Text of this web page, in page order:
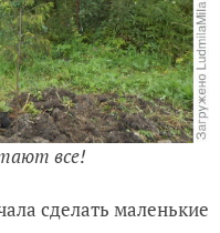
все!
сделать маленькие